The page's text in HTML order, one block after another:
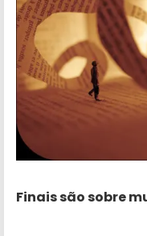
Finais são sobre